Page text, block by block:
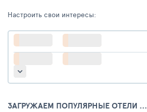
Настроить свои интересы:
ЗАГРУЖАЕМ ПОПУЛЯРНЫЕ ОТЕЛИ ...